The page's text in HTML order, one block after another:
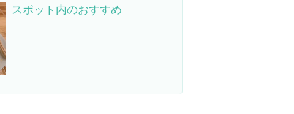
スポット内のおすすめ